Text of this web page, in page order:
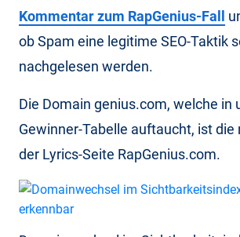
Kommentar zum RapGenius-Fall
ob Spam eine legitime SEO-Taktik
nachgelesen werden.
Die Domain genius.com, welche in
Gewinner-Tabelle auftaucht, ist die
der Lyrics-Seite RapGenius.com.